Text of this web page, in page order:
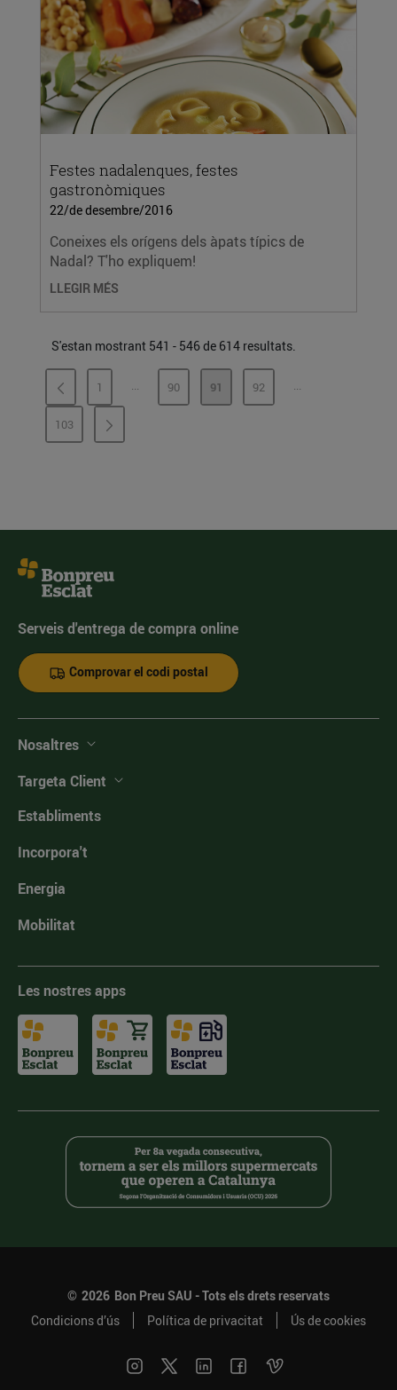
Festes nadalenques, festes
gastronòmiques
22/de desembre/2016
Coneixes els orígens dels àpats típics de
Nadal? T'ho expliquem!
LLEGIR MÉS
S'estan mostrant 541 - 546 de 614 resultats.
PÀGINA
1 ...PÀGINES INTERMÈDIES
PÀGINA
90 PÀGINA
91 PÀGINA
92 ...PÀGINES
PÀGINA
103
Serveis d'entrega de compra online
Comprovar el codi postal
Nosaltres
Targeta Client
Establiments
Incorpora't
Energia
Mobilitat
Les nostres apps
© 2026 Bon Preu SAU - Tots els drets reservats
Condicions d’ús
Política de privacitat Ús de cookies